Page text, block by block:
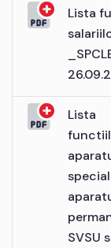
Lista
Lista
SVSU